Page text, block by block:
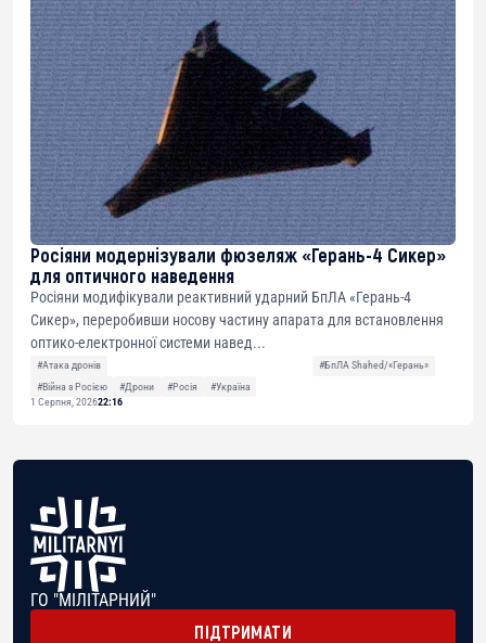
Росіяни модернізували фюзеляж «Герань-4 Сикер»
для оптичного наведення
Росіяни модифікували реактивний ударний БпЛА «Герань-4
Сикер», переробивши носову частину апарата для встановлення
оптико-електронної системи навед...
#Атака дронів
#БпЛА Shahed/«Герань»
#Війна з Росією
#Дрони #Росія
#Україна
1 Серпня, 202622:16
ГО "МІЛІТАРНИЙ"
ПІДТРИМАТИ